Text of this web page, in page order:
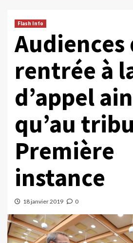
Flash Info
Audiences
rentrée à
d’appel
qu’au
Première
instance
18 janvier 2019 0